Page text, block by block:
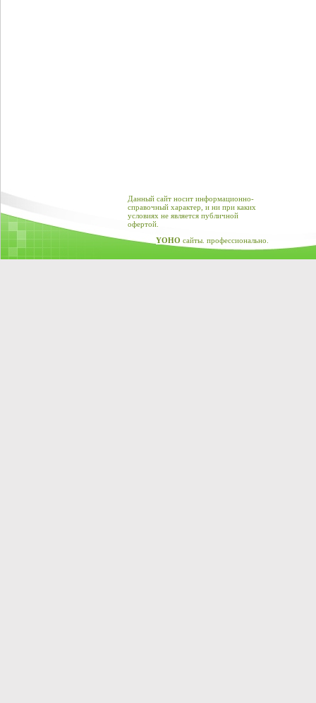
Данный сайт носит информационно-
справочный характер, и ни при каких
условиях не является публичной
офертой.
YOHO сайты. профессионально.